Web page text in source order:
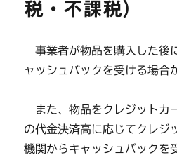
税・不課税）
事業者が物品を購入した後
ャッシュバックを受ける場合
また、物品をクレジットカ
の代金決済高に応じてクレジ
機関からキャッシュバックを